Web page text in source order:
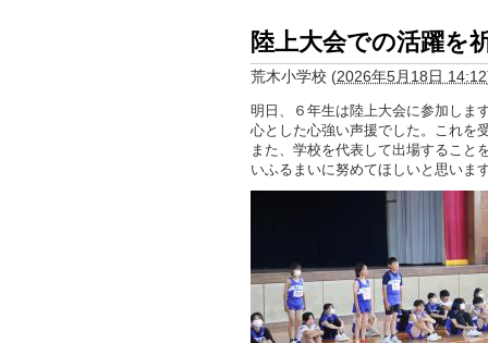
陸上大会での活躍を
荒木小学校 (2026年5月18日 14:12
明日、６年生は陸上大会に参加しま
心とした心強い声援でした。これを
また、学校を代表して出場すること
いふるまいに努めてほしいと思いま